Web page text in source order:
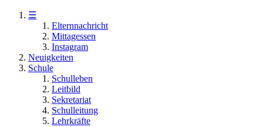
☰
Elternnachricht
Mittagessen
Instagram
Neuigkeiten
Schule
Schulleben
Leitbild
Sekretariat
Schulleitung
Lehrkräfte